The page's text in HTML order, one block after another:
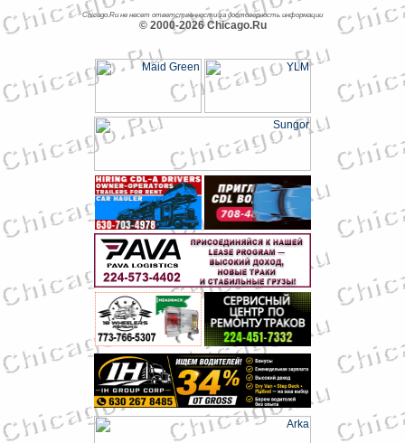
Chicago.Ru не несет ответственности за достоверность информации
© 2000-2026 Chicago.Ru